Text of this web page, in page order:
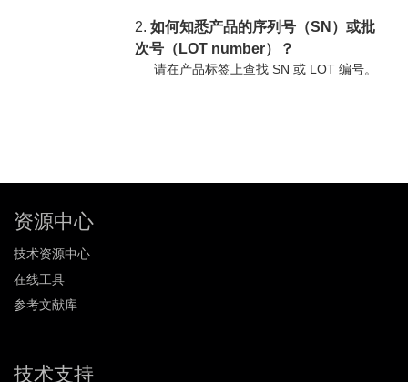
2.如何知悉产品的序列号（SN）或批
次号（LOT number）？
请在产品标签上查找 SN 或 LOT 编号。
资源中心
技术资源中心
在线工具
参考文献库
技术支持